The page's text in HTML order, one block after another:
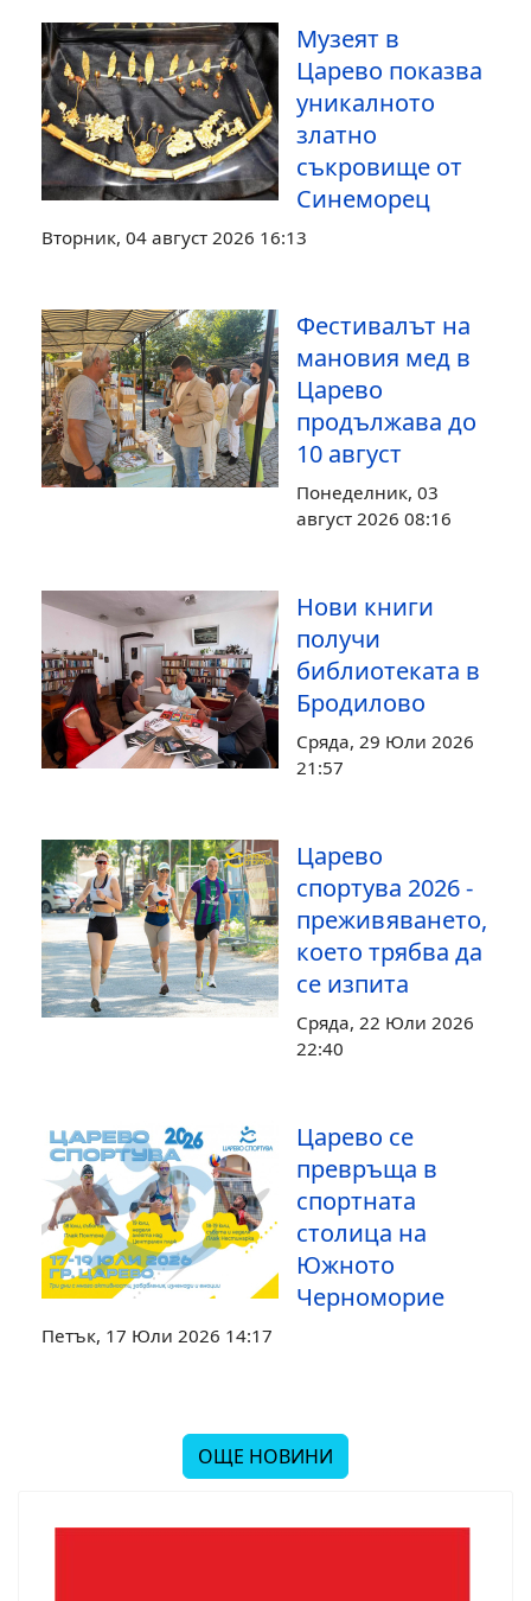
Музеят в
Царево показва
уникалното
златно
съкровище от
Синеморец
Вторник, 04 август 2026 16:13
Фестивалът на
мановия мед в
Царево
продължава до
10 август
Понеделник, 03
август 2026 08:16
Нови книги
получи
библиотеката в
Бродилово
Сряда, 29 Юли 2026
21:57
Царево
спортува 2026 -
преживяването,
което трябва да
се изпита
Сряда, 22 Юли 2026
22:40
Царево се
превръща в
спортната
столица на
Южното
Черноморие
Петък, 17 Юли 2026 14:17
ОЩЕ НОВИНИ